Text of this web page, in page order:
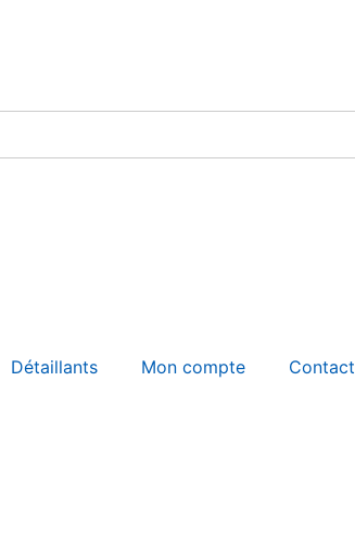
Détaillants Mon compte Contact